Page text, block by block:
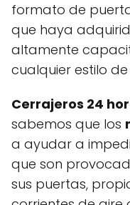
formato de
que haya
altamente
cualquier estilo de
Cerrajeros 24
sabemos que los
a ayudar a
que son
sus puertas,